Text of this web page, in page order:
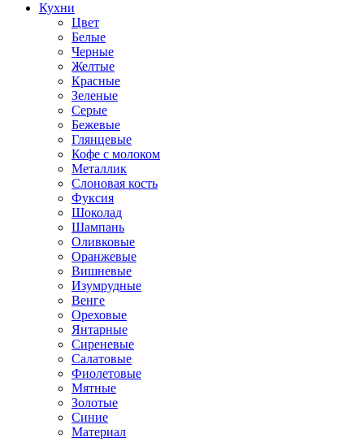
Кухни
Цвет
Белые
Черные
Желтые
Красные
Зеленые
Серые
Бежевые
Глянцевые
Кофе с молоком
Металлик
Слоновая кость
Фуксия
Шоколад
Шампань
Оливковые
Оранжевые
Вишневые
Изумрудные
Венге
Ореховые
Янтарные
Сиреневые
Салатовые
Фиолетовые
Мятные
Золотые
Синие
Материал